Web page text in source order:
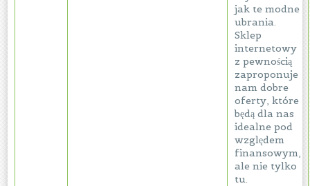
jak te modne
ubrania.
Sklep
internetowy
z pewnością
zaproponuje
nam dobre
oferty, które
będą dla nas
idealne pod
względem
finansowym,
ale nie tylko
tu.